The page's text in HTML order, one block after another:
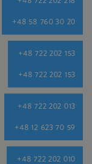
+48 58 760 30 20
+48 722 202 153
+48 722 202 153
+48 722 202 013
+48 12 623 70 59
+48 722 202 010